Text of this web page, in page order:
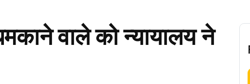
वाले को न्यायालय ने